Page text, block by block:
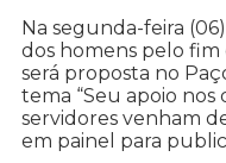
Na segunda-feira
dos homens pelo
será proposta no
tema “Seu apoio nos
servidores venham
em painel para